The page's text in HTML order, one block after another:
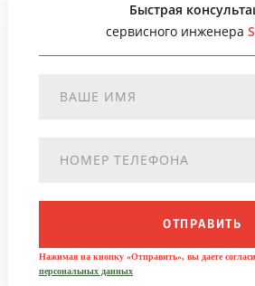
Быстрая
сервисного инженера
ОТПРАВИТЬ
Нажимая на кнопку «Отправить», вы даете
персональных данных